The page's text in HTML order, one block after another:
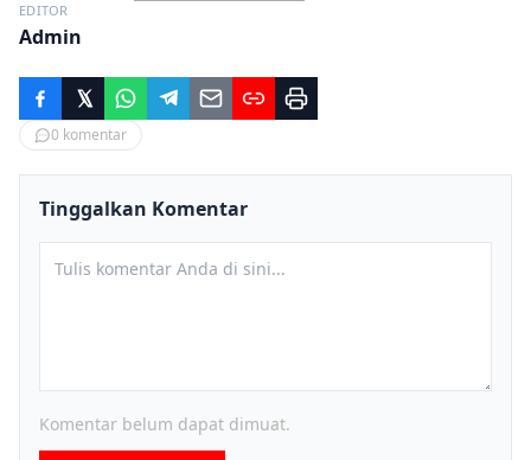
EDITOR
Admin
0 komentar
Tinggalkan Komentar
Komentar belum dapat dimuat.